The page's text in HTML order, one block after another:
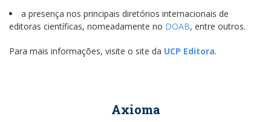
a presença nos principais diretórios internacionais de
editoras científicas, nomeadamente no DOAB, entre outros.
Para mais informações, visite o site da UCP Editora.
Axioma